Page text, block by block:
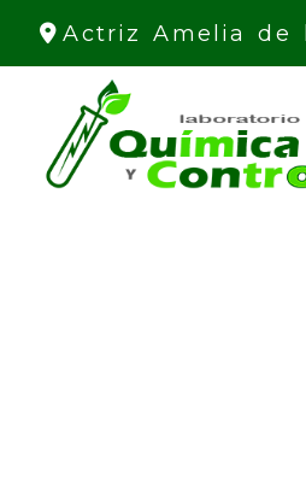
Actriz Amelia de